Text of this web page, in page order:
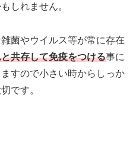
しれません。
菌やウイルス等が常に存在
共存して免疫をつける事に
すので小さい時からしっか
です。